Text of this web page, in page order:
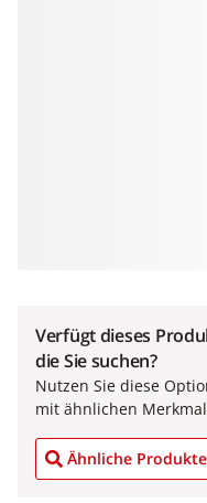
Verfügt dieses
die Sie suchen?
Nutzen Sie diese
mit ähnlichen
Ähnliche